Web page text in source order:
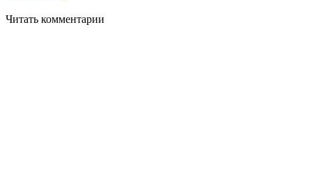
Читать комментарии